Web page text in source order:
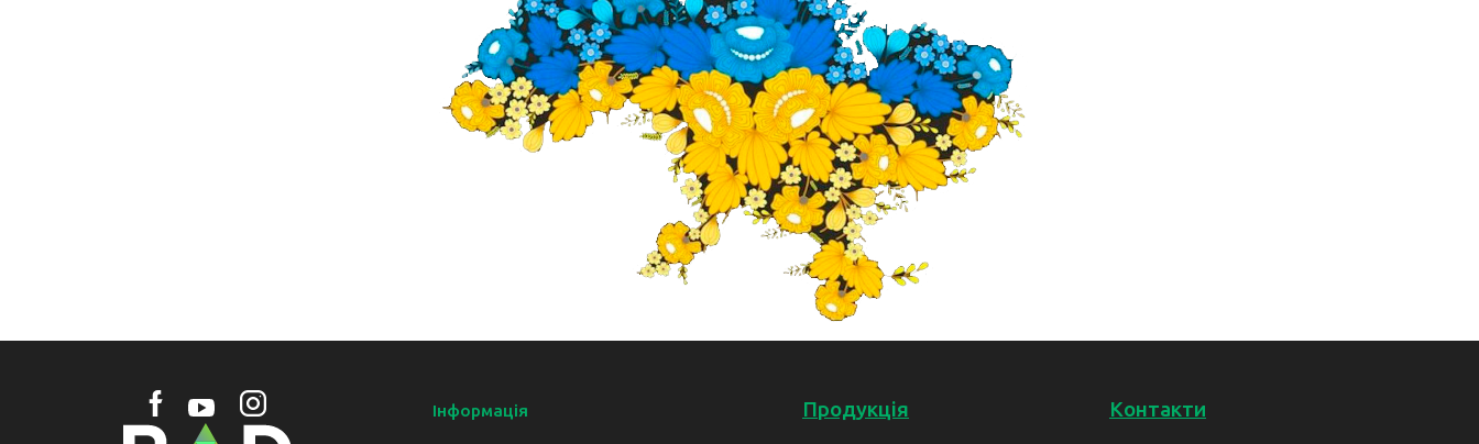
Інформація Продукція Контакти